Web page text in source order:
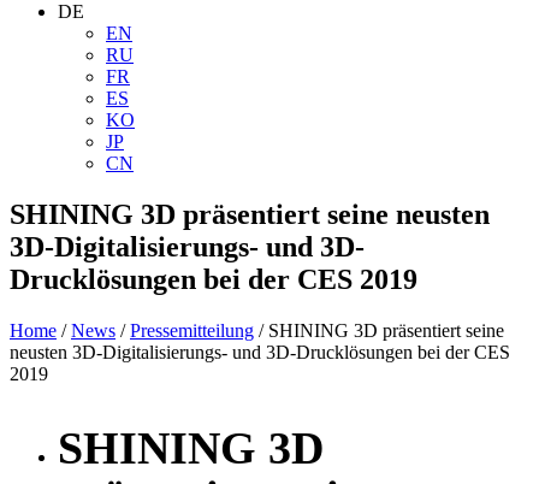
DE
EN
RU
FR
ES
KO
JP
CN
SHINING 3D präsentiert seine neusten
3D-Digitalisierungs- und 3D-
Drucklösungen bei der CES 2019
Home /News /Pressemitteilung / SHINING 3D präsentiert seine
neusten 3D-Digitalisierungs- und 3D-Drucklösungen bei der CES
2019
SHINING 3D